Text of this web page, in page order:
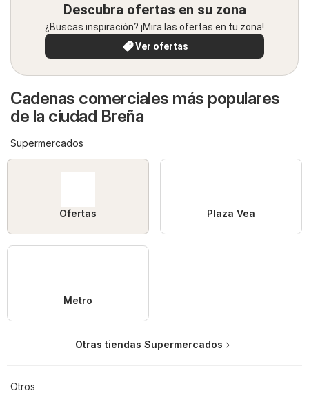
Descubra ofertas en su zona
¿Buscas inspiración? ¡Mira las ofertas en tu zona!
Ver ofertas
Cadenas comerciales más populares
de la ciudad Breña
Supermercados
Ofertas Plaza Vea
Metro
Otras tiendas Supermercados
Otros